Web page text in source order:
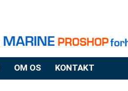
OM OS KONTAKT